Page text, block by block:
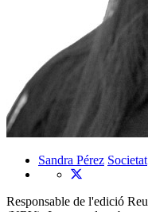
Sandra Pérez Societat
Responsable de l'edició